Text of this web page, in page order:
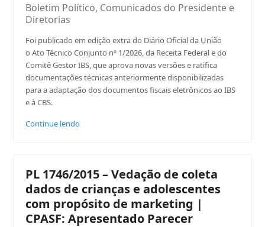
Boletim Político, Comunicados do Presidente e
Diretorias
Foi publicado em edição extra do Diário Oficial da União
o Ato Técnico Conjunto nº 1/2026, da Receita Federal e do
Comitê Gestor IBS, que aprova novas versões e ratifica
documentações técnicas anteriormente disponibilizadas
para a adaptação dos documentos fiscais eletrônicos ao IBS
e à CBS.
Continue lendo
PL 1746/2015 – Vedação de coleta
dados de crianças e adolescentes
com propósito de marketing |
CPASF: Apresentado Parecer